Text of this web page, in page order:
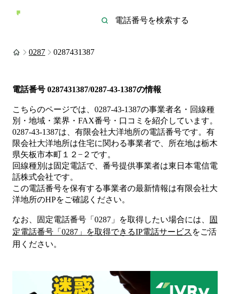
0287 0287431387
電話番号 0287431387/0287-43-1387の情報
こちらのページでは、 0287-43-1387の事業者名・回線種
別・地域・業界・FAX番号・口コミを紹介しています。
0287-43-1387は、 有限会社大洋地所の電話番号です。 有
限会社大洋地所は住宅に関わる事業者で、所在地は栃木
県矢板市本町１２−２ です。
回線種別は固定電話で、番号提供事業者は東日本電信電
話株式会社です。
この電話番号を保有する事業者の最新情報は有限会社大
洋地所のHPをご確認ください。
なお、固定電話番号「 0287 」を取得したい場合には、
固
定電話番号「 0287 」を取得できるIP電話サービス をご活
用ください。